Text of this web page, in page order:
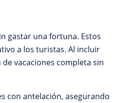
gastar una fortuna. Estos
a los turistas. Al incluir
vacaciones completa sin
con antelación, asegurando